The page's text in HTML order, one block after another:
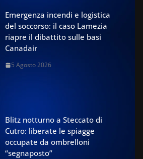
Emergenza incendi e logistica
del soccorso: il caso Lamezia
riapre il dibattito sulle basi
Canadair
5 Agosto 2026
Blitz notturno a Steccato di
Cutro: liberate le spiagge
occupate da ombrelloni
“segnaposto”